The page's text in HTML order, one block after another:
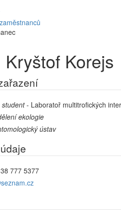
Kryštof Korejs
student- Laboratoř multitrofických
ekologie
ústav
777 5377